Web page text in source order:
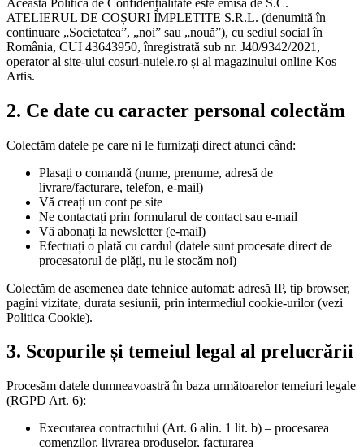
ATELIERUL DE COȘURI ÎMPLETITE S.R.L. (denumită în
continuare „Societatea”, „noi” sau „nouă”), cu sediul social în
România, CUI 43643950, înregistrată sub nr. J40/9342/2021,
operator al site-ului cosuri-nuiele.ro și al magazinului online Kos
Artis.
2. Ce date cu caracter personal colectăm
Colectăm datele pe care ni le furnizați direct atunci când:
Plasați o comandă (nume, prenume, adresă de
livrare/facturare, telefon, e-mail)
Vă creați un cont pe site
Ne contactați prin formularul de contact sau e-mail
Vă abonați la newsletter (e-mail)
Efectuați o plată cu cardul (datele sunt procesate direct de
procesatorul de plăți, nu le stocăm noi)
Colectăm de asemenea date tehnice automat: adresă IP, tip browser,
pagini vizitate, durata sesiunii, prin intermediul cookie-urilor (vezi
Politica Cookie).
3. Scopurile și temeiul legal al prelucrării
Procesăm datele dumneavoastră în baza următoarelor temeiuri legale
(RGPD Art. 6):
Executarea contractului (Art. 6 alin. 1 lit. b) – procesarea
comenzilor, livrarea produselor, facturarea